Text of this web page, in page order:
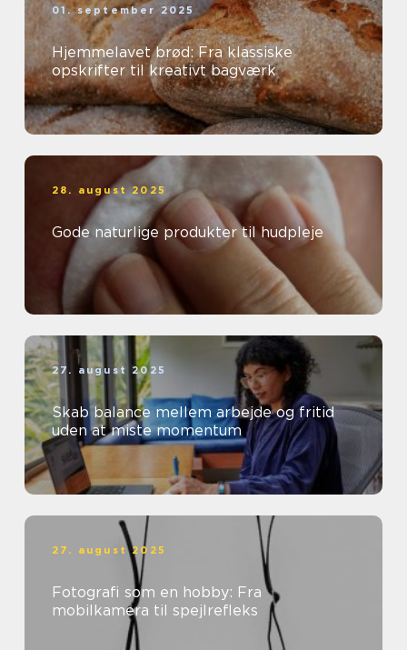
01. september 2025
Hjemmelavet brød: Fra klassiske
opskrifter til kreativt bagværk
28. august 2025
Gode naturlige produkter til hudpleje
27. august 2025
Skab balance mellem arbejde og fritid
uden at miste momentum
27. august 2025
Fotografi som en hobby: Fra
mobilkamera til spejlrefleks